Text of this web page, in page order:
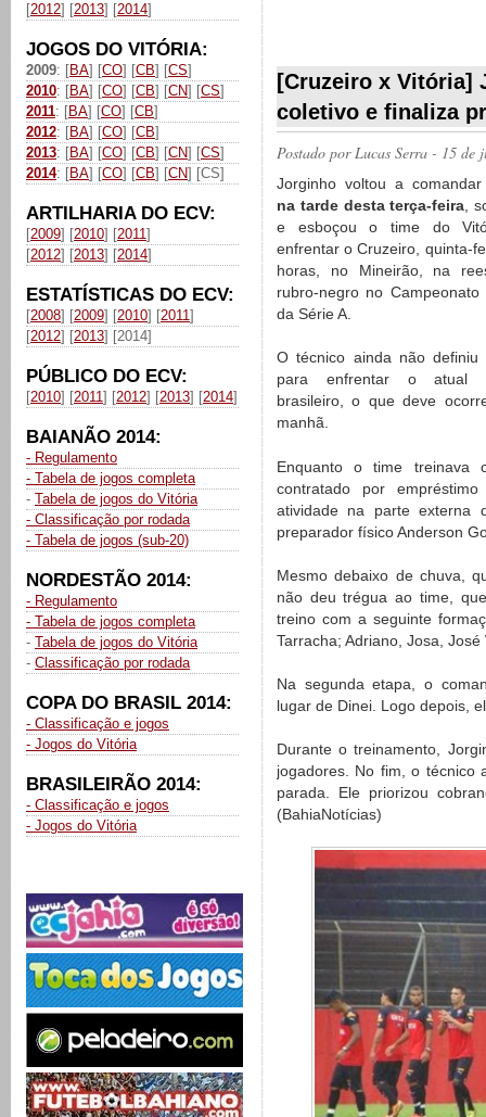
[2012] [2013] [2014]
JOGOS DO VITÓRIA:
2009: [BA] [CO] [CB] [CS]
2010: [BA] [CO] [CB] [CN] [CS]
2011: [BA] [CO] [CB]
2012: [BA] [CO] [CB]
2013: [BA] [CO] [CB] [CN] [CS]
2014: [BA] [CO] [CB] [CN] [CS]
ARTILHARIA DO ECV:
[2009] [2010] [2011]
[2012] [2013] [2014]
ESTATÍSTICAS DO ECV:
[2008] [2009] [2010] [2011]
[2012] [2013] [2014]
PÚBLICO DO ECV:
[2010] [2011] [2012] [2013] [2014]
BAIANÃO 2014:
- Regulamento
- Tabela de jogos completa
- Tabela de jogos do Vitória
- Classificação por rodada
- Tabela de jogos (sub-20)
NORDESTÃO 2014:
- Regulamento
- Tabela de jogos completa
- Tabela de jogos do Vitória
- Classificação por rodada
COPA DO BRASIL 2014:
- Classificação e jogos
- Jogos do Vitória
BRASILEIRÃO 2014:
- Classificação e jogos
- Jogos do Vitória
[Cruzeiro x Vitória]
coletivo e finaliza
Postado porLucas Serra - 15 de
Jorginho voltou a
na tarde desta terça-feira,
e esboçou o time do
enfrentar o Cruzeiro, quinta-
horas, no Mineirão, na
rubro-negro no Campeonato
da Série A.
O técnico ainda não definiu
para enfrentar o atual
brasileiro, o que deve
manhã.
Enquanto o time treinava
contratado por
atividade na parte externa
preparador físico Anderson
Mesmo debaixo de chuva,
não deu trégua ao time,
treino com a seguinte
Tarracha; Adriano, Josa,
Na segunda etapa, o
lugar de Dinei. Logo depois,
Durante o treinamento,
jogadores. No fim, o técnico
parada. Ele priorizou
(BahiaNotícias)